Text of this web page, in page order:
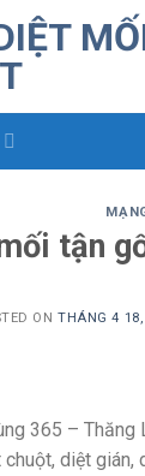
tận
ONTHÁNG 4 18,
365 –
diệt